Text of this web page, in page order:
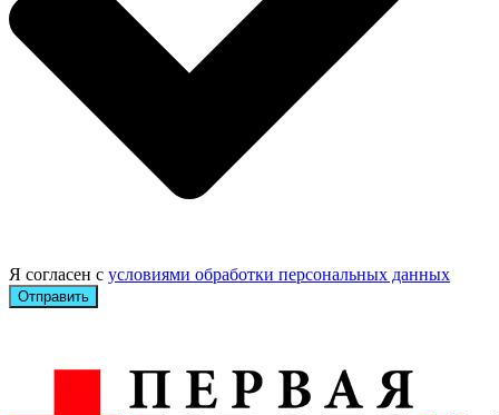
Я согласен с условиями обработки персональных данных
Отправить